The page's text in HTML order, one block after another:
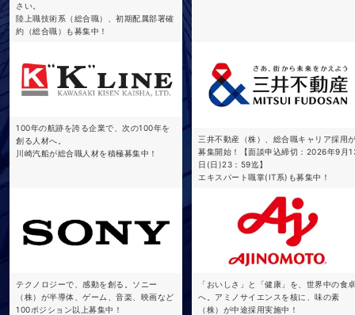
さい。
陸上職技術系（総合職）、初期配属部署確
約（総合職）も募集中！
100年の航跡を誇る企業で、次の100年を
創る人材へ。
川崎汽船が総合職人材を積極募集中！
三井不動産（株）、総合職キャリア採用
募集開始！【面談申込締切：2026年9月
日(日)23：59迄】
エキスパート職掌(IT系)も募集中！
テクノロジーで、感動を創る。ソニー
（株）が半導体、ゲーム、音楽、映画など
100ポジション以上募集中！
「おいしさ」と「健康」を、世界中の食
へ。アミノサイエンスを核に、味の素
（株）が中途採用実施中！